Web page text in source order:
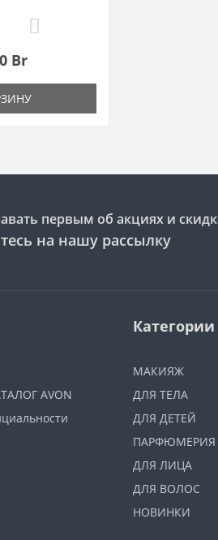
Br
первым об акциях и
на нашу рассылку
AVON
Категории
МАКИЯЖ
ДЛЯ ТЕЛА
ДЛЯ ДЕТЕЙ
ПАРФЮМЕРИЯ
ДЛЯ ЛИЦА
ДЛЯ ВОЛОС
НОВИНКИ